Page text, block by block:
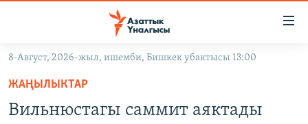
Навигацияга
өтүңүз
Издөөгө
салыңыз
8-Август, 2026-жыл, ишемби, Бишкек убактысы 13:00
ЖАҢЫЛЫКТАР
Вильнюстагы саммит аяктады